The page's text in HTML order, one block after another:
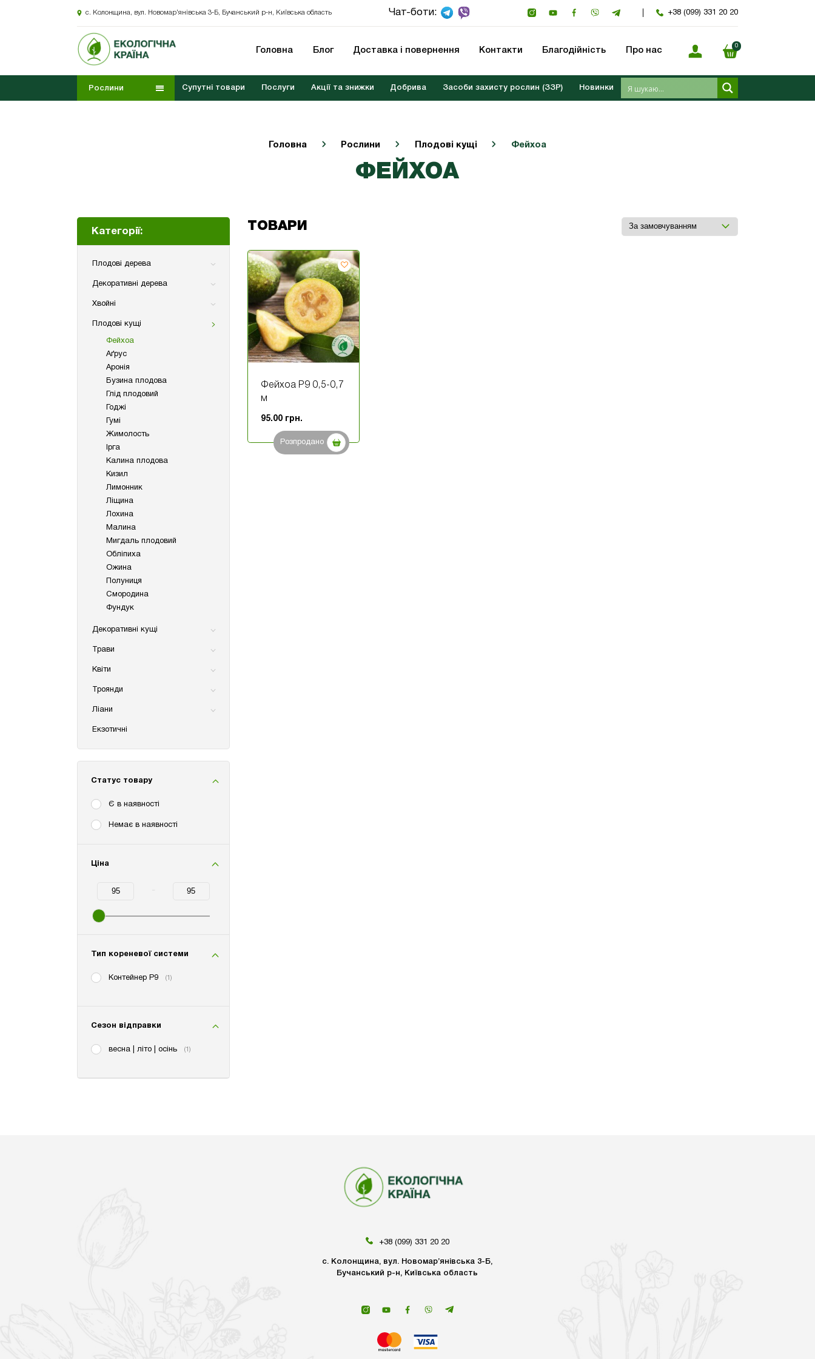
с. Колонщина, вул. Новомар’янівська 3-Б, Бучанський р-н, Київська область Чат-боти: +38 (099) 331 20 20
Головна Блог Доставка і повернення Контакти Благодійність Про нас 0
Рослини Супутні товари Послуги Акції та знижки Добрива Засоби захисту рослин (ЗЗР) Новинки
Головна Рослини Плодові кущі Фейхоа
ФЕЙХОА
Категорії:
Плодові дерева
Декоративні дерева
Хвойні
Плодові кущі
Фейхоа
Аґрус
Аронія
Бузина плодова
Глід плодовий
Годжі
Гумі
Жимолость
Ірга
Калина плодова
Кизил
Лимонник
Ліщина
Лохина
Малина
Мигдаль плодовий
Обліпиха
Ожина
Полуниця
Смородина
Фундук
Декоративні кущі
Трави
Квіти
Троянди
Ліани
Екзотичні
Статус товару
Є в наявності
Немає в наявності
Ціна
Minimum Price
Maximum Price
Тип кореневої системи
Контейнер P9 (1)
Сезон відправки
весна | літо | осінь (1)
ТОВАРИ
Фейхоа Р9 0,5-0,7
м
95.00 грн.
Розпродано
+38 (099) 331 20 20
с. Колонщина, вул. Новомар’янівська 3-Б,
Бучанський р-н, Київська область